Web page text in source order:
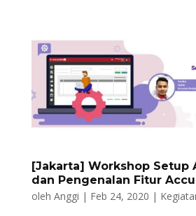
[Jakarta] Workshop Setup
dan Pengenalan Fitur
oleh Anggi | Feb 24, 2020 |